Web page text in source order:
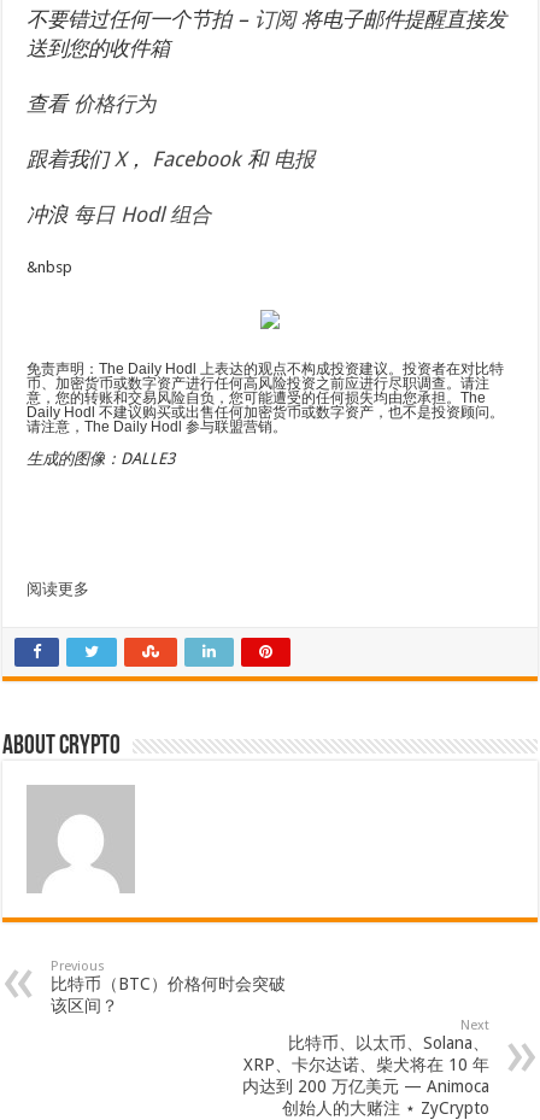
不要错过任何一个节拍 – 订阅将电子邮件提醒直接发
送到您的收件箱
查看 价格行为
跟着我们X， Facebook和 电报
冲浪 每日 Hodl 组合
&nbsp
免责声明：The Daily Hodl 上表达的观点不构成投资建议。投资者在对比特
币、加密货币或数字资产进行任何高风险投资之前应进行尽职调查。请注
意，您的转账和交易风险自负，您可能遭受的任何损失均由您承担。The
Daily Hodl 不建议购买或出售任何加密货币或数字资产，也不是投资顾问。
请注意，The Daily Hodl 参与联盟营销。
生成的图像：DALLE3
阅读更多
About crypto
Previous
比特币（BTC）价格何时会突破
该区间？
Next
比特币、以太币、Solana、
XRP、卡尔达诺、柴犬将在 10 年
内达到 200 万亿美元 — Animoca
创始人的大赌注 ⋆ ZyCrypto